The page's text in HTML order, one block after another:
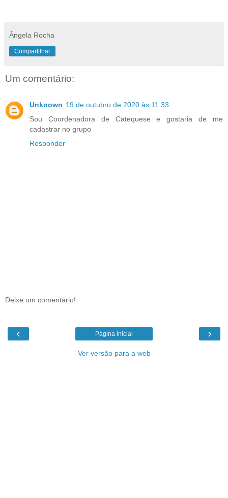
Ângela Rocha
Compartilhar
Um comentário:
Unknown 19 de outubro de 2020 às 11:33
Sou Coordenadora de Catequese e gostaria de me
cadastrar no grupo
Responder
Deixe um comentário!
‹ ›
Página inicial
Ver versão para a web